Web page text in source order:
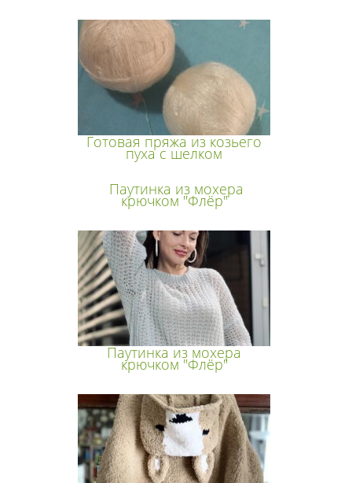
Готовая пряжа из козьего
пуха с шелком
Паутинка из мохера
крючком "Флёр"
Паутинка из мохера
крючком "Флёр"